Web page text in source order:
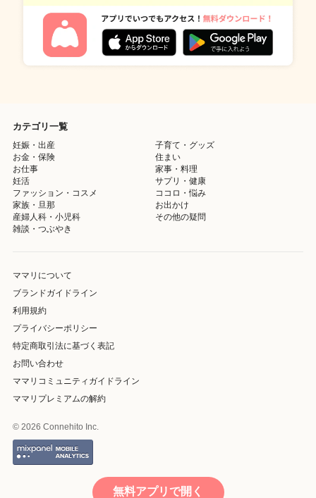
カテゴリ一覧
妊娠・出産
子育て・グッズ
お金・保険
住まい
お仕事
家事・料理
妊活
サプリ・健康
ファッション・コスメ
ココロ・悩み
家族・旦那
お出かけ
産婦人科・小児科
その他の疑問
雑談・つぶやき
ママリについて
ブランドガイドライン
利用規約
プライバシーポリシー
特定商取引法に基づく表記
お問い合わせ
ママリコミュニティガイドライン
ママリプレミアムの解約
© 2026 Connehito Inc.
無料アプリで開く